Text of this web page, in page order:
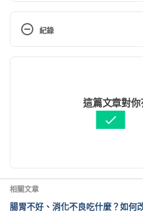
https://www.liver.org.tw/
cat=29&sid=435&page=4
https://www.cgmh.org.tw/
November 21, 2022
https://www.fda.gov.tw/
sid=1944 Accessed
紀錄
張凱安 Kyle Chang
Hello 醫師
這篇文章對你
相關文章
腸胃不好、消化不良吃什麼？如何